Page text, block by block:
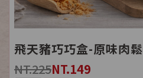
飛天豬巧巧盒-原味肉鬆
NT.225NT.149